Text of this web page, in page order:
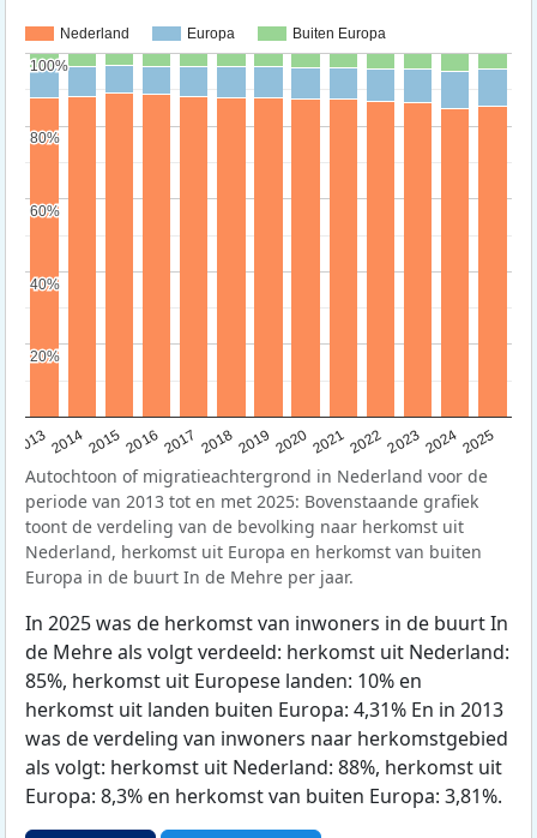
Nederland Europa Buiten Europa
20132014201520162017 20182019 202020212022202320242025
20%
20%
40%
40%
60%
60%
80%
80%
100%
100%
Autochtoon of migratieachtergrond in Nederland voor de
periode van 2013 tot en met 2025: Bovenstaande grafiek
toont de verdeling van de bevolking naar herkomst uit
Nederland, herkomst uit Europa en herkomst van buiten
Europa in de buurt In de Mehre per jaar.
In 2025 was de herkomst van inwoners in de buurt In
de Mehre als volgt verdeeld: herkomst uit Nederland:
85%, herkomst uit Europese landen: 10% en
herkomst uit landen buiten Europa: 4,31% En in 2013
was de verdeling van inwoners naar herkomstgebied
als volgt: herkomst uit Nederland: 88%, herkomst uit
Europa: 8,3% en herkomst van buiten Europa: 3,81%.